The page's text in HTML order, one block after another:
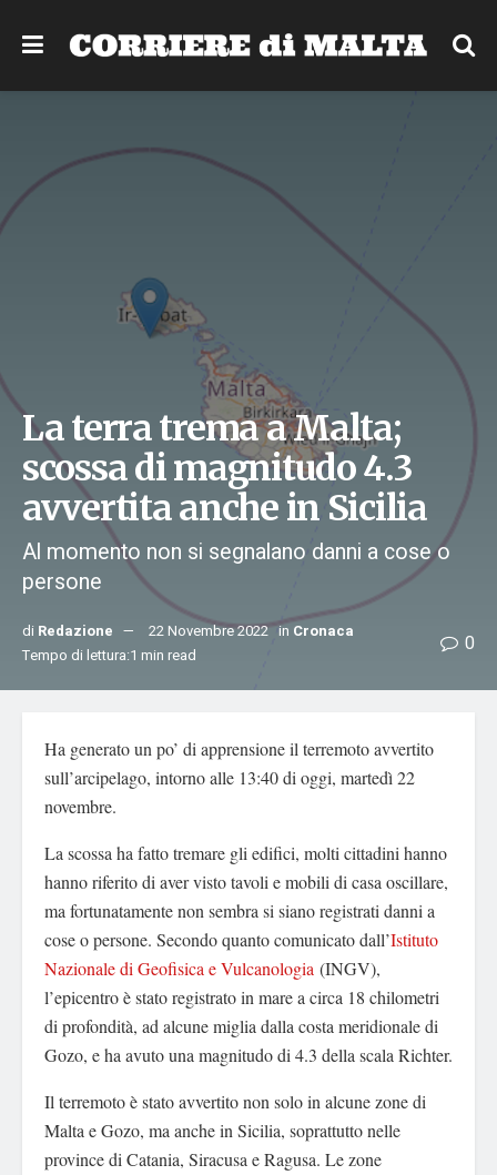
La terra trema a Malta;
scossa di magnitudo 4.3
avvertita anche in Sicilia
Al momento non si segnalano danni a cose o
persone
di Redazione 22 Novembre 2022 in Cronaca
Tempo di lettura:1 min read
0
Ha generato un po’ di apprensione il terremoto avvertito
sull’arcipelago, intorno alle 13:40 di oggi, martedì 22
novembre.
La scossa ha fatto tremare gli edifici, molti cittadini hanno
hanno riferito di aver visto tavoli e mobili di casa oscillare,
ma fortunatamente non sembra si siano registrati danni a
cose o persone. Secondo quanto comunicato dall’Istituto
Nazionale di Geofisica e Vulcanologia (INGV),
l’epicentro è stato registrato in mare a circa 18 chilometri
di profondità, ad alcune miglia dalla costa meridionale di
Gozo, e ha avuto una magnitudo di 4.3 della scala Richter.
Il terremoto è stato avvertito non solo in alcune zone di
Malta e Gozo, ma anche in Sicilia, soprattutto nelle
province di Catania, Siracusa e Ragusa. Le zone